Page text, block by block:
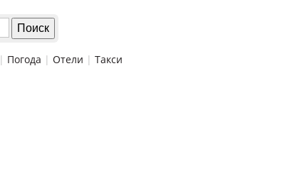
| Погода | Отели | Такси